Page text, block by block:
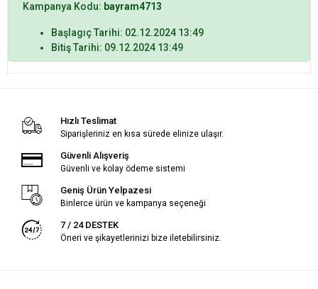
Kampanya Kodu: bayram4713
Başlagıç Tarihi: 02.12.2024 13:49
Bitiş Tarihi: 09.12.2024 13:49
Hızlı Teslimat
Siparişleriniz en kısa sürede elinize ulaşır.
Güvenli Alışveriş
Güvenli ve kolay ödeme sistemi
Geniş Ürün Yelpazesi
Binlerce ürün ve kampanya seçeneği
7 / 24 DESTEK
Öneri ve şikayetlerinizi bize iletebilirsiniz.